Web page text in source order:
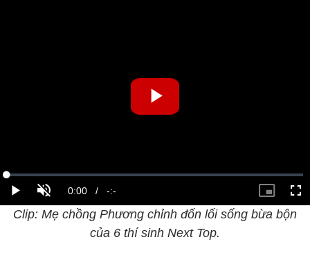
Clip: Mẹ chồng Phương chỉnh đốn lối sống bừa bộn
của 6 thí sinh Next Top.